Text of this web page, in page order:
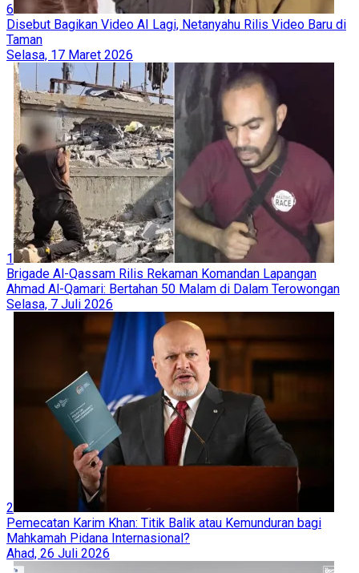
6
Disebut Bagikan Video AI Lagi, Netanyahu Rilis Video Baru di
Taman
Selasa, 17 Maret 2026
1
Brigade Al-Qassam Rilis Rekaman Komandan Lapangan
Ahmad Al-Qamari: Bertahan 50 Malam di Dalam Terowongan
Selasa, 7 Juli 2026
2
Pemecatan Karim Khan: Titik Balik atau Kemunduran bagi
Mahkamah Pidana Internasional?
Ahad, 26 Juli 2026